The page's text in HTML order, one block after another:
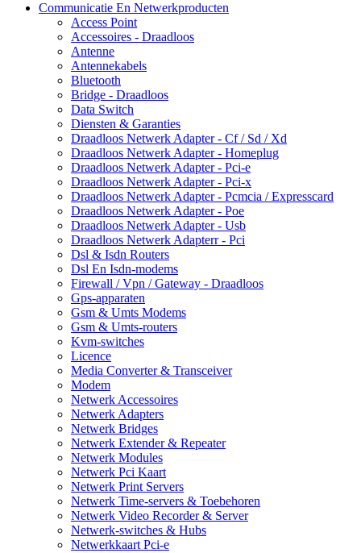
Communicatie En Netwerkproducten
Access Point
Accessoires - Draadloos
Antenne
Antennekabels
Bluetooth
Bridge - Draadloos
Data Switch
Diensten & Garanties
Draadloos Netwerk Adapter - Cf / Sd / Xd
Draadloos Netwerk Adapter - Homeplug
Draadloos Netwerk Adapter - Pci-e
Draadloos Netwerk Adapter - Pci-x
Draadloos Netwerk Adapter - Pcmcia / Expresscard
Draadloos Netwerk Adapter - Poe
Draadloos Netwerk Adapter - Usb
Draadloos Netwerk Adapterr - Pci
Dsl & Isdn Routers
Dsl En Isdn-modems
Firewall / Vpn / Gateway - Draadloos
Gps-apparaten
Gsm & Umts Modems
Gsm & Umts-routers
Kvm-switches
Licence
Media Converter & Transceiver
Modem
Netwerk Accessoires
Netwerk Adapters
Netwerk Bridges
Netwerk Extender & Repeater
Netwerk Modules
Netwerk Pci Kaart
Netwerk Print Servers
Netwerk Time-servers & Toebehoren
Netwerk Video Recorder & Server
Netwerk-switches & Hubs
Netwerkkaart Pci-e